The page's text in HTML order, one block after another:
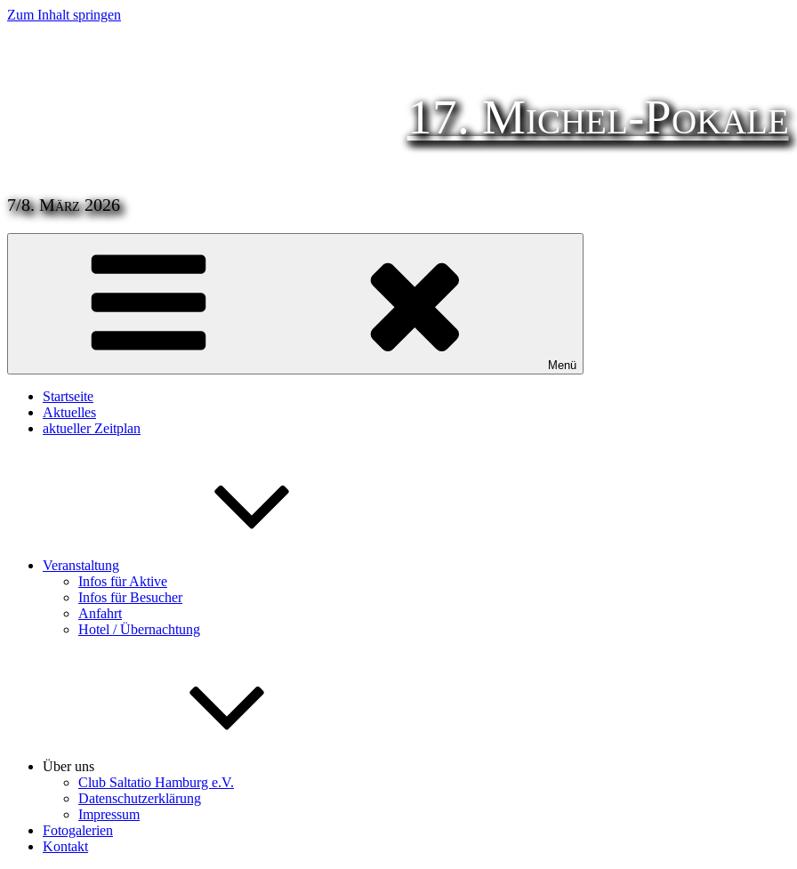
Zum Inhalt springen
17. Michel-Pokale
7/8. März 2026
Menü
Startseite
Aktuelles
aktueller Zeitplan
Veranstaltung
Infos für Aktive
Infos für Besucher
Anfahrt
Hotel / Übernachtung
Über uns
Club Saltatio Hamburg e.V.
Datenschutzerklärung
Impressum
Fotogalerien
Kontakt